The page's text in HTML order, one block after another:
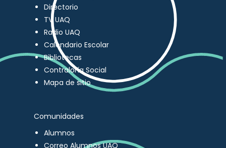
Directorio
TV UAQ
Radio UAQ
Calendario Escolar
Bibliotecas
Contraloría Social
Mapa de sitio
Comunidades
Alumnos
Correo Alumnos UAQ